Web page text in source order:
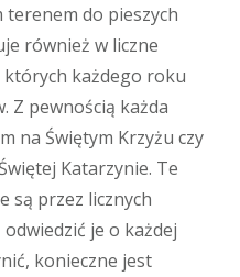
terenem do pieszych
również w liczne
każdego roku
Z pewnością każda
na Świętym Krzyżu czy
Katarzynie. Te
są przez licznych
je o każdej
konieczne jest